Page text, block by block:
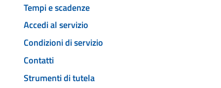
Tempi e scadenze
Accedi al servizio
Condizioni di servizio
Contatti
Strumenti di tutela